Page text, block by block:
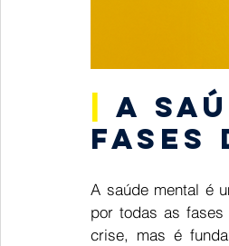
A
fases
A saúde mental é
por todas as fases
crise, mas é